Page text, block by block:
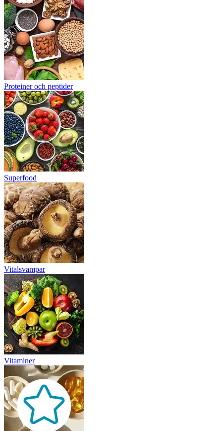
Proteiner och peptider
Superfood
Vitalsvampar
Vitaminer